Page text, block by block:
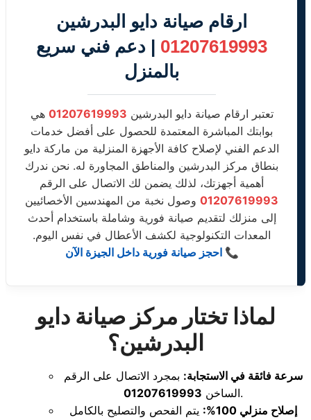
ارقام صيانة دايو البدرشين
01207619993 | دعم فني سريع
بالمنزل
تعتبر ارقام صيانة دايو البدرشين 01207619993 هي
بوابتك المباشرة المعتمدة للحصول على أفضل خدمات
الدعم الفني لإصلاح كافة الأجهزة المنزلية من ماركة دايو
بنطاق مركز البدرشين والمناطق المجاورة له. نحن ندرك
أهمية أجهزتك، لذلك يضمن لك الاتصال على الرقم
01207619993 وصول نخبة من المهندسين الأخصائيين
إلى منزلك لتقديم صيانة فورية وشاملة باستخدام أحدث
المعدات التكنولوجية لكشف الأعطال في نفس اليوم.
📞 احجز صيانة فورية داخل الجيزة الآن
لماذا تختار مركز صيانة دايو
البدرشين؟
سرعة فائقة في الاستجابة: بمجرد الاتصال على الرقم
الساخن 01207619993
.
إصلاح منزلي 100%:
يتم الفحص والتصليح بالكامل